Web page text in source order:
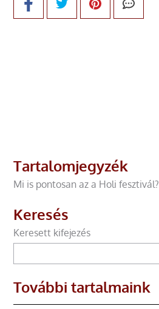
Tartalomjegyzék
Mi is pontosan az a Holi fesztivál?
Keresés
Keresett kifejezés
További tartalmaink